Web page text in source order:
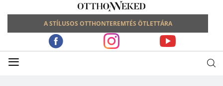
A STÍLUSOS OTTHONTEREMTÉS ÖTLETTÁRA
≡